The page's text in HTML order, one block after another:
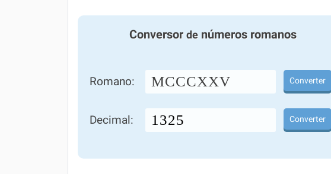
Conversor denúmeros romanos
Romano: MCCCXXV Converter
Decimal: Converter